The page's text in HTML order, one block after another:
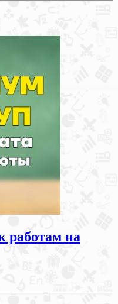
работам на